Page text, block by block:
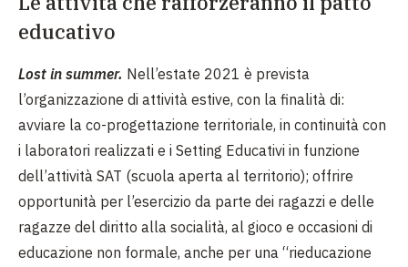
educativo
Lost in summer. Nell’estate 2021 è prevista
l’organizzazione di attività estive, con la finalità di:
avviare la co-progettazione territoriale, in continuità con
i laboratori realizzati e i Setting Educativi in funzione
dell’attività SAT (scuola aperta al territorio); offrire
opportunità per l’esercizio da parte dei ragazzi e delle
ragazze del diritto alla socialità, al gioco e occasioni di
educazione non formale, anche per una “rieducazione